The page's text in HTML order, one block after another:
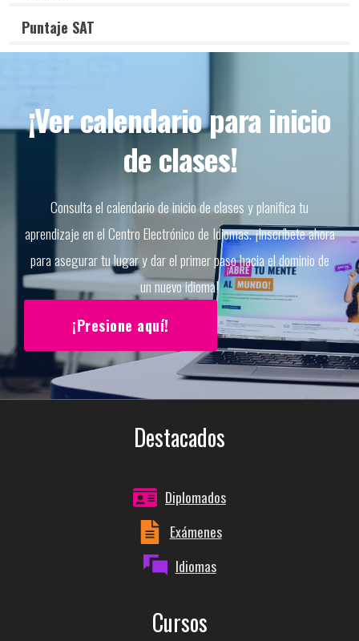
Puntaje SAT
¡Ver calendario para inicio
de clases!
Consulta el calendario de inicio de clases y planifica tu
aprendizaje en el Centro Electrónico de Idiomas. ¡Inscríbete ahora
para asegurar tu lugar y dar el primer paso hacia el dominio de
un nuevo idioma!
¡Presione aquí!
Destacados
Diplomados
Exámenes
Idiomas
Cursos